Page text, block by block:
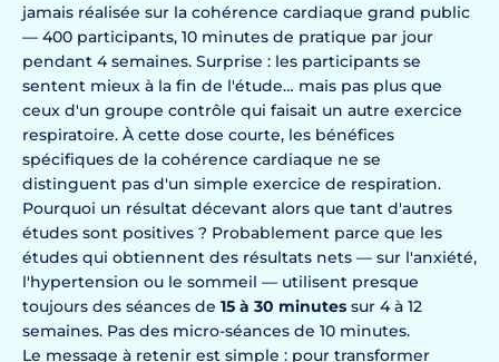
jamais réalisée sur la cohérence cardiaque grand public
— 400 participants, 10 minutes de pratique par jour
pendant 4 semaines. Surprise : les participants se
sentent mieux à la fin de l'étude… mais pas plus que
ceux d'un groupe contrôle qui faisait un autre exercice
respiratoire. À cette dose courte, les bénéfices
spécifiques de la cohérence cardiaque ne se
distinguent pas d'un simple exercice de respiration.
Pourquoi un résultat décevant alors que tant d'autres
études sont positives ? Probablement parce que les
études qui obtiennent des résultats nets — sur l'anxiété,
l'hypertension ou le sommeil — utilisent presque
toujours des séances de 15 à 30 minutes sur 4 à 12
semaines. Pas des micro-séances de 10 minutes.
Le message à retenir est simple : pour transformer